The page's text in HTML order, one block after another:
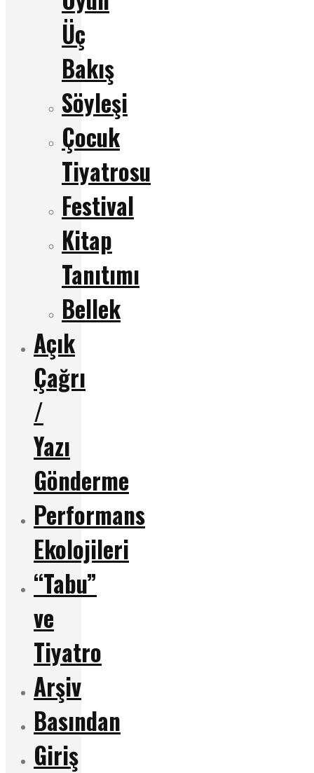
Üç
Bakış
Söyleşi
Çocuk
Tiyatrosu
Festival
Kitap
Tanıtımı
Bellek
Açık
Çağrı
/
Yazı
Gönderme
Performans
Ekolojileri
“Tabu”
ve
Tiyatro
Arşiv
Basından
Giriş